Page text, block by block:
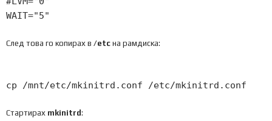
WAIT="5"
След това го копирах в /etc на рамдиска:
cp /mnt/etc/mkinitrd . conf /etc/mkinitrd . conf
Стартирах mkinitrd :